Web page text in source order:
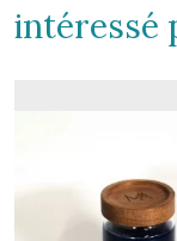
intéressé